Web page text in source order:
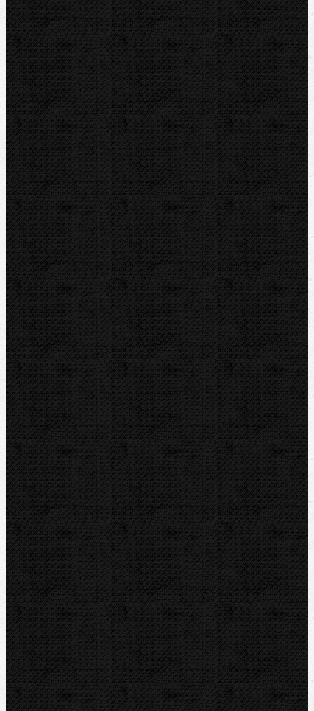
Tlakové pumpy
Čističky kanalizace
Odvápňovací systémy
Klimatizační technika
Vysoušení, odvlhčování
Zmrazovací zařízení
Vrtání a frézy
Elektomontážní nářadí
Lokalizace a trasování
Značky
RIDGID
BERNZOMATIC
NIPO
ROTHENBERGER
REMS